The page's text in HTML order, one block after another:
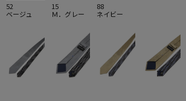
52
ベージュ
15
Ｍ．グレー
88
ネイビー